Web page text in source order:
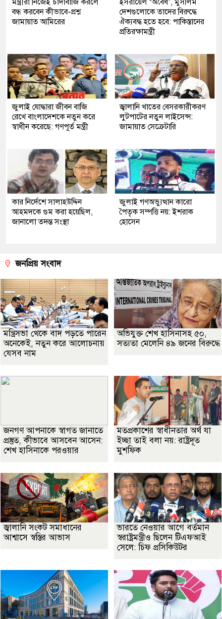
মন্ত্রীরা নিজেই চাঁদাবাজি করলে
বন্ধ করবেন কীভাবে-প্রশ্ন
জামায়াত আমিরের
ইসরায়েল ‘অবৈধ’, মুসলিম
দেশগুলোকে তাদের বিরুদ্ধে
ঐক্যবদ্ধ হতে হবে: পাকিস্তানের
প্রতিরক্ষামন্ত্রী
জুলাই যোদ্ধারা জীবন বাজি
রেখে বাংলাদেশকে নতুন করে
স্বাধীন করেছে: গণপূর্ত মন্ত্রী
জ্বালানি খাতের বেসরকারীকরণ
লুটপাটের নতুন লাইসেন্স:
জামায়াত সেক্রেটারি
কার নির্দেশে সালাহউদ্দিন
আহমদকে গুম করা হয়েছিল,
জানালো তদন্ত সংস্থা
জুলাই গণঅভ্যুত্থান কারো
পৈতৃক সম্পত্তি নয়: ইশরাক
হোসেন
জনপ্রিয় সংবাদ
মন্ত্রিসভা থেকে বাদ পড়তে পারেন
অনেকেই, নতুন করে আলোচনায়
যেসব নাম
অভিযুক্ত শেখ হাসিনাসহ ৫০,
সত্যতা মেলেনি ৪৯ জনের বিরুদ্ধে
জনগণ আপনাকে স্বাগত জানাতে
প্রস্তুত, কীভাবে আসবেন আসেন:
শেখ হাসিনাকে পরওয়ার
মতপ্রকাশের স্বাধীনতার অর্থ যা
ইচ্ছা তাই বলা নয়: রাষ্ট্রদূত
মুশফিক
জ্বালানি সংকট সমাধানের
আশ্বাসে স্বস্তির আভাস
ভারতে নেওয়ার আগে বর্তমান
স্বরাষ্ট্রমন্ত্রীও ছিলেন টিএফআই
সেলে: চিফ প্রসিকিউটর